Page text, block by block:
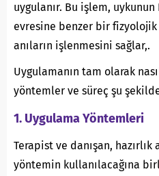
uygulanır. Bu işlem, uykunun
evresine benzer bir
anıların işlenmesini sağlar,.
Uygulamanın tam olarak
yöntemler ve süreç şu
1. Uygulama Yöntemleri
Terapist ve danışan, hazırlık
yöntemin kullanılacağına